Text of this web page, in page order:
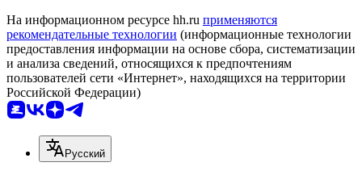
На информационном ресурсе hh.ru применяются
рекомендательные технологии (информационные технологии
предоставления информации на основе сбора, систематизации
и анализа сведений, относящихся к предпочтениям
пользователей сети «Интернет», находящихся на территории
Российской Федерации)
Русский